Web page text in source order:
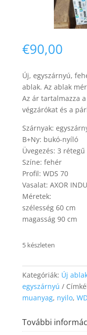
€90,00
Új, egyszárnyú,
ablak. Az ablak
Az ár tartalmazza
végzárókat és a
Szárnyak:
B+Ny: bukó-nyíló
Üvegezés: 3
Színe: fehér
Profil: WDS 70
Vasalat: AXOR
Méretek:
szélesség 60 cm
magasság 90 cm
5 készleten
Kategóriák: Új
egyszárnyú
muanyag, nyilo,
További